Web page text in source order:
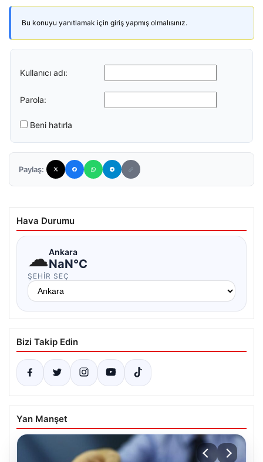
Bu konuyu yanıtlamak için giriş yapmış olmalısınız.
Kullanıcı adı:
Parola:
Beni hatırla
Paylaş:
Hava Durumu
☁Ankara
NaN°C
ŞEHIR SEÇ
Bizi Takip Edin
Yan Manşet